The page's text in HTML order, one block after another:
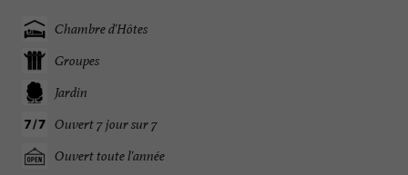
Chambre d'Hôtes
Groupes
Jardin
Ouvert 7 jour sur 7
Ouvert toute l'année